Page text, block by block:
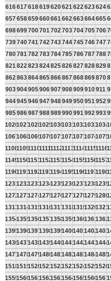
616617618619620621 622 623624
657658659660661 662 663664665
698699700701 702 703704705706
739740741 742 743744745746747
780781 782 783784785786787788
821 822 823824825826827828829
862 863864865866867868869870
903904905906907908909910911
944945946947948949950951 952
985986987988989990991 992 993
102610271028102910301031103210331034
106710681069107010711072107310741075
110811091110111111121113111411151116
114911501151115211531154115511561157
119011911192119311941195119611971198
123112321233123412351236123712381239
127212731274127512761277127812791280
131313141315131613171318131913201321
135413551356135713581359136013611362
139513961397139813991400140114021403
143614371438143914401441144214431444
147714781479148014811482148314841485
151815191520152115221523152415251526
155915601561156215631564156515661567